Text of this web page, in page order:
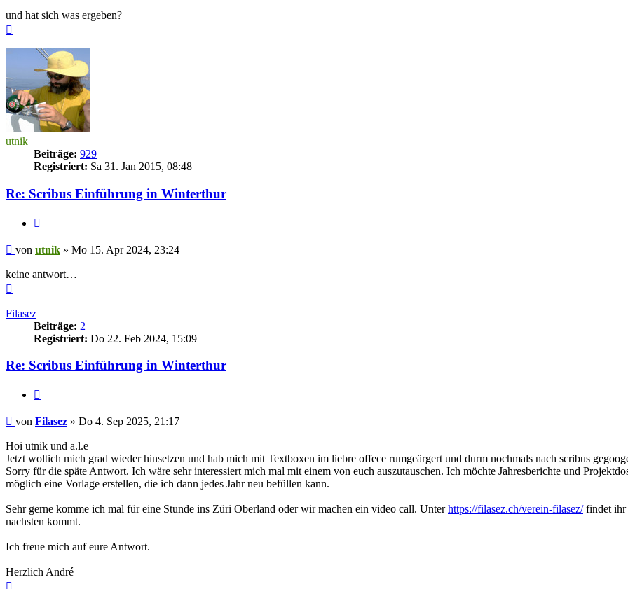
und hat sich was ergeben?
utnik
Beiträge: 929
Registriert: Sa 31. Jan 2015, 08:48
Re: Scribus Einführung in Winterthur
Beitrag
von utnik » Mo 15. Apr 2024, 23:24
keine antwort…
Filasez
Beiträge: 2
Registriert: Do 22. Feb 2024, 15:09
Re: Scribus Einführung in Winterthur
Beitrag
von Filasez » Do 4. Sep 2025, 21:17
Hoi utnik und a.l.e
Jetzt woltich mich grad wieder hinsetzen und hab mich mit Textboxen im liebre offece rumgeärgert und durm nochmals nach scribus
Sorry für die späte Antwort. Ich wäre sehr interessiert mich mal mit einem von euch auszutauschen. Ich möchte Jahresberichte und
möglich eine Vorlage erstellen, die ich dann jedes Jahr neu befüllen kann.
Sehr gerne komme ich mal für eine Stunde ins Züri Oberland oder wir machen ein video call. Unterhttps://filasez.ch/verein-filasez/findet ihr
nachsten kommt.
Ich freue mich auf eure Antwort.
Herzlich André